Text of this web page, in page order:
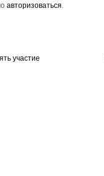
авторизоваться
участие